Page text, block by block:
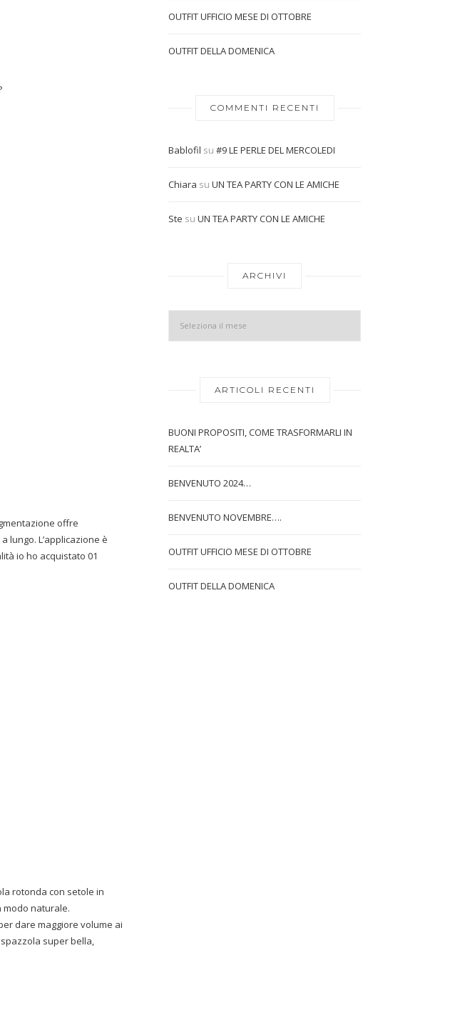
offre
lungo. L’applicazione è
io ho acquistato 01
rotonda con setole in
modo naturale.
dare maggiore volume ai
super bella,
OUTFIT UFFICIO MESE DI OTTOBRE
OUTFIT DELLA DOMENICA
COMMENTI RECENTI
Bablofil su #9 LE PERLE DEL MERCOLEDI
Chiara su UN TEA PARTY CON LE AMICHE
Ste su UN TEA PARTY CON LE AMICHE
ARCHIVI
ARTICOLI RECENTI
BUONI PROPOSITI, COME TRASFORMARLI IN
REALTA’
BENVENUTO 2024…
BENVENUTO NOVEMBRE….
OUTFIT UFFICIO MESE DI OTTOBRE
OUTFIT DELLA DOMENICA